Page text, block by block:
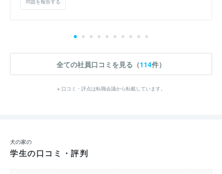
問題を報告する
全ての社員口コミを見る（114件）
※ 口コミ・評点は転職会議から転載しています。
犬の家の
学生の口コミ・評判